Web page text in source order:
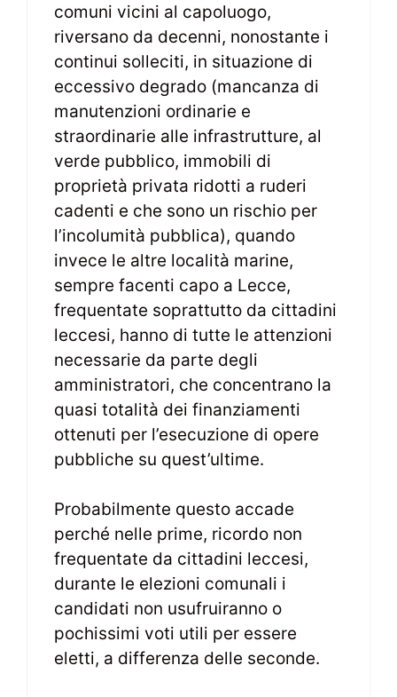
comuni vicini al capoluogo,
riversano da decenni, nonostante i
continui solleciti, in situazione di
eccessivo degrado (mancanza di
manutenzioni ordinarie e
straordinarie alle infrastrutture, al
verde pubblico, immobili di
proprietà privata ridotti a ruderi
cadenti e che sono un rischio per
l’incolumità pubblica), quando
invece le altre località marine,
sempre facenti capo a Lecce,
frequentate soprattutto da cittadini
leccesi, hanno di tutte le attenzioni
necessarie da parte degli
amministratori, che concentrano la
quasi totalità dei finanziamenti
ottenuti per l’esecuzione di opere
pubbliche su quest’ultime.
Probabilmente questo accade
perché nelle prime, ricordo non
frequentate da cittadini leccesi,
durante le elezioni comunali i
candidati non usufruiranno o
pochissimi voti utili per essere
eletti, a differenza delle seconde.